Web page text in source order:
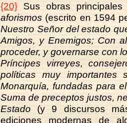
{20} Sus obras
aforismos (escrito en 1594
Nuestro Señor del estado
Amigos, y Enemigos; Con
proceder, y governarse con
Príncipes virreyes,
políticas muy
Monarquía, fundadas para
Suma de preceptos justos,
Estado (y 9 discursos
ediciones modernas de